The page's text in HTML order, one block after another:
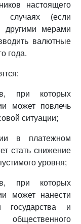
настоящего
случаях (если
мерами
валютные
года.
при которых
может повлечь
ситуации;
в платежном
стать снижение
уровня;
при которых
может нанести
государства и